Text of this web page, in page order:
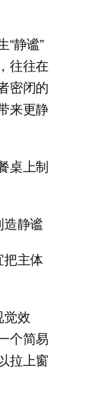
“静谧”
往往在
密闭的
来更静
桌上制
造静谧
把主体
觉效
个简易
拉上窗